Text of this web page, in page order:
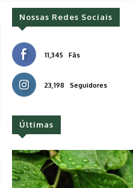
Nossas Redes Sociais
11,345 Fãs
23,198 Seguidores
Últimas